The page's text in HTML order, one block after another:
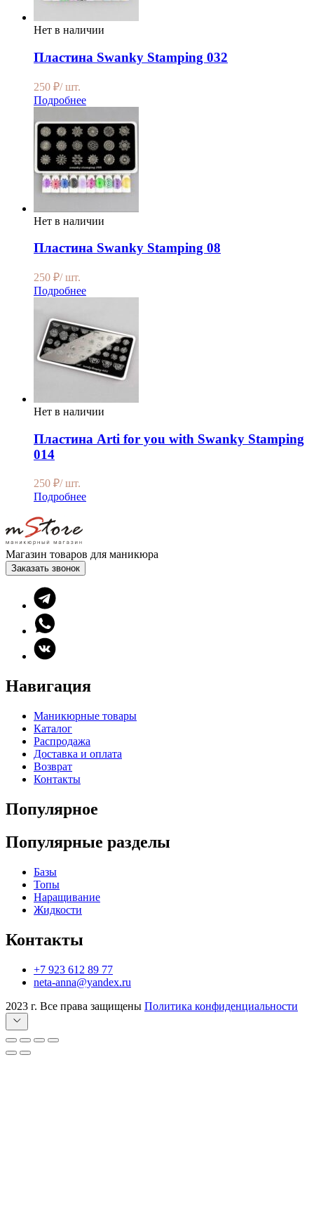
Нет в наличии
Пластина Swanky Stamping 032
250 ₽/ шт.
Подробнее
Нет в наличии
Пластина Swanky Stamping 08
250 ₽/ шт.
Подробнее
Нет в наличии
Пластина Arti for you with Swanky Stamping
014
250 ₽/ шт.
Подробнее
Магазин товаров для маникюра
Заказать звонок
Навигация
Маникюрные товары
Каталог
Распродажа
Доставка и оплата
Возврат
Контакты
Популярное
Популярные разделы
Базы
Топы
Наращивание
Жидкости
Контакты
+7 923 612 89 77
neta-anna@yandex.ru
2023 г. Все права защищены Политика конфиденциальности